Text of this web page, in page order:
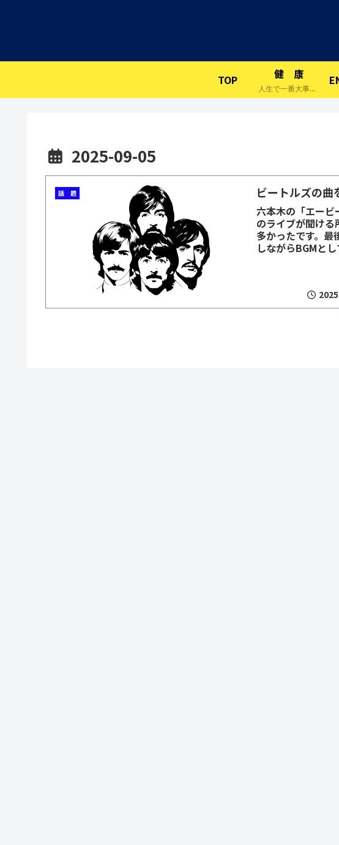
TOP 健 康
人生で一番大事な物です。
2025-09-05
話 題 ビートルズの曲
六本木の「エー
のライブが聞ける
多かったです。
しながらBGMと